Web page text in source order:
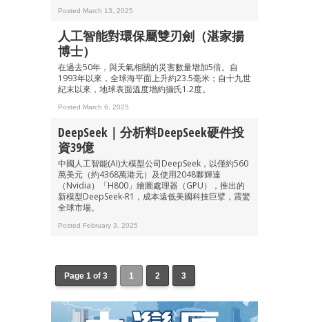
Posted March 13, 2025
人工智能對環保屬雙刃劍（湛家揚
博士）
在過去50年，與天氣相關的災害數量增加5倍。自
1993年以來，全球海平面上升約23.5毫米；自十九世
紀末以來，地球表面溫度增約攝氏1.2度。
Posted March 6, 2025
DeepSeek｜分析料DeepSeek硬件投
資39億
中國人工智能(AI)大模型公司DeepSeek，以僅約560
萬美元（約4368萬港元）及使用2048夥輝達
（Nvidia）「H800」繪圖處理器（GPU），推出的
新模型DeepSeek-R1，成本遠低美國科技巨擘，震驚
全球市場。
Posted February 3, 2025
Page 1 of 3 1 2 3